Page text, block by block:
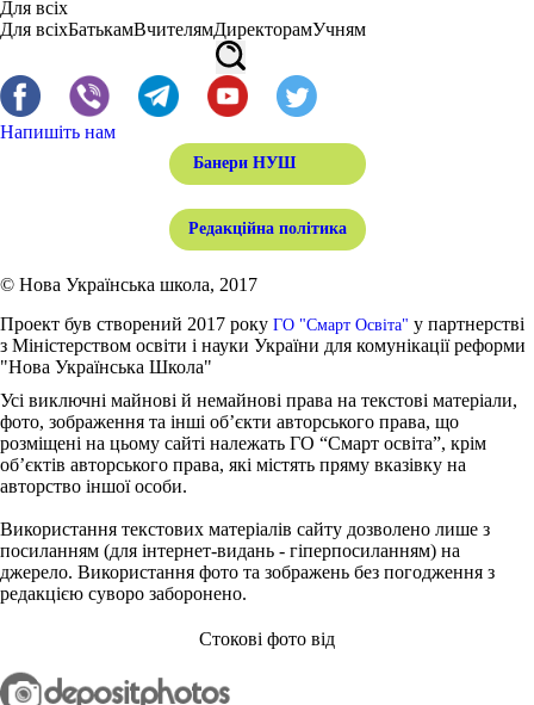
Для всіх
Для всіхБатькамВчителямДиректорамУчням
Напишіть нам
Банери НУШ
Редакційна політика
© Нова Українська школа, 2017
Проект був створений 2017 року ГО "Смарт Освіта" у партнерстві
з Міністерством освіти і науки України для комунікації реформи
"Нова Українська Школа"
Усі виключні майнові й немайнові права на текстові матеріали,
фото, зображення та інші об’єкти авторського права, що
розміщені на цьому сайті належать ГО “Смарт освіта”, крім
об’єктів авторського права, які містять пряму вказівку на
авторство іншої особи.
Використання текстових матеріалів сайту дозволено лише з
посиланням (для інтернет-видань - гіперпосиланням) на
джерело. Використання фото та зображень без погодження з
редакцією суворо заборонено.
Стокові фото від